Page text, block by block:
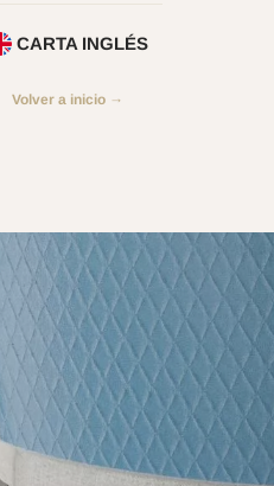
CARTA INGLÉS
Volver a inicio →